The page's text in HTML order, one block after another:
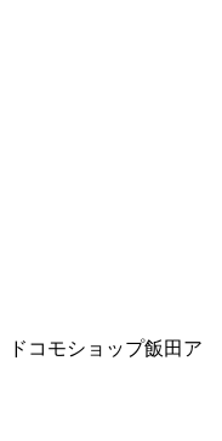
ドコモショップ飯田ア